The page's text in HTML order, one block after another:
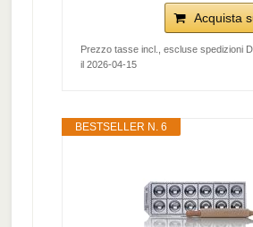
Acquista
Prezzo tasse incl., escluse spedizioni
il 2026-04-15
BESTSELLER N. 6